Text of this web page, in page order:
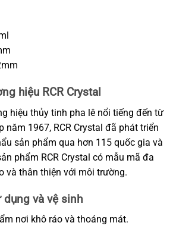
hiệu RCR Crystal
hiệu thủy tinh pha lê nổi tiếng đến từ
năm 1967, RCR Crystal đã phát triển
sản phẩm qua hơn 115 quốc gia và
phẩm RCR Crystal có mẫu mã đa
và thân thiện với môi trường.
và vệ sinh
nơi khô ráo và thoáng mát.